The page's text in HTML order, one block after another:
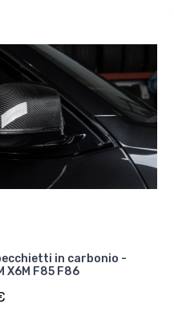
in carbonio -
X6M F85 F86